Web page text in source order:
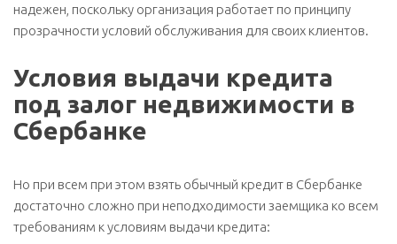
надежен, поскольку организация работает по принципу
прозрачности условий обслуживания для своих клиентов.
Условия выдачи кредита
под залог недвижимости в
Сбербанке
Но при всем при этом взять обычный кредит в Сбербанке
достаточно сложно при неподходимости заемщика ко всем
требованиям к условиям выдачи кредита: